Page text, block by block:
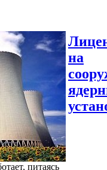
питаясь
на